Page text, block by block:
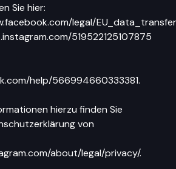
Sie hier:
legal/
519522125107875
help/566994660333381.
hierzu finden Sie
von
about/legal/privacy/.